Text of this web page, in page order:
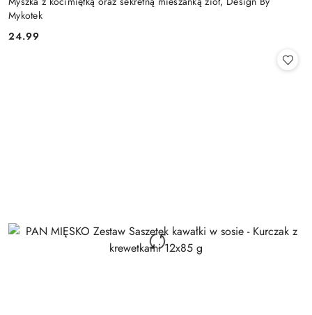
Mykotek
Cena:
24.99